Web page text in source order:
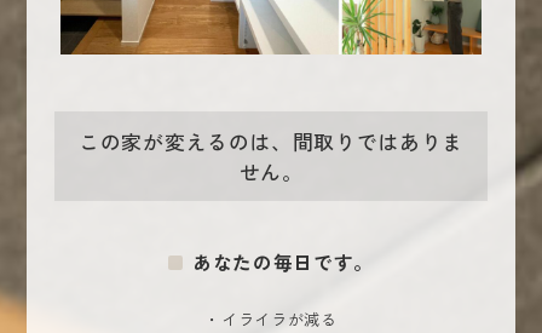
この家が変えるのは、間取りではありま
せん。
あなたの毎日です。
・イライラが減る